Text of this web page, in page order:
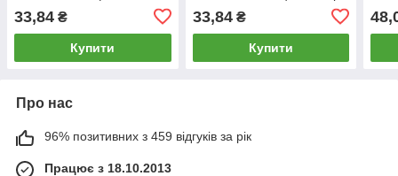
33,84 ₴
Купити
33,84₴
Купити
Про нас
96% позитивних з 459 відгуків за рік
Працює з 18.10.2013